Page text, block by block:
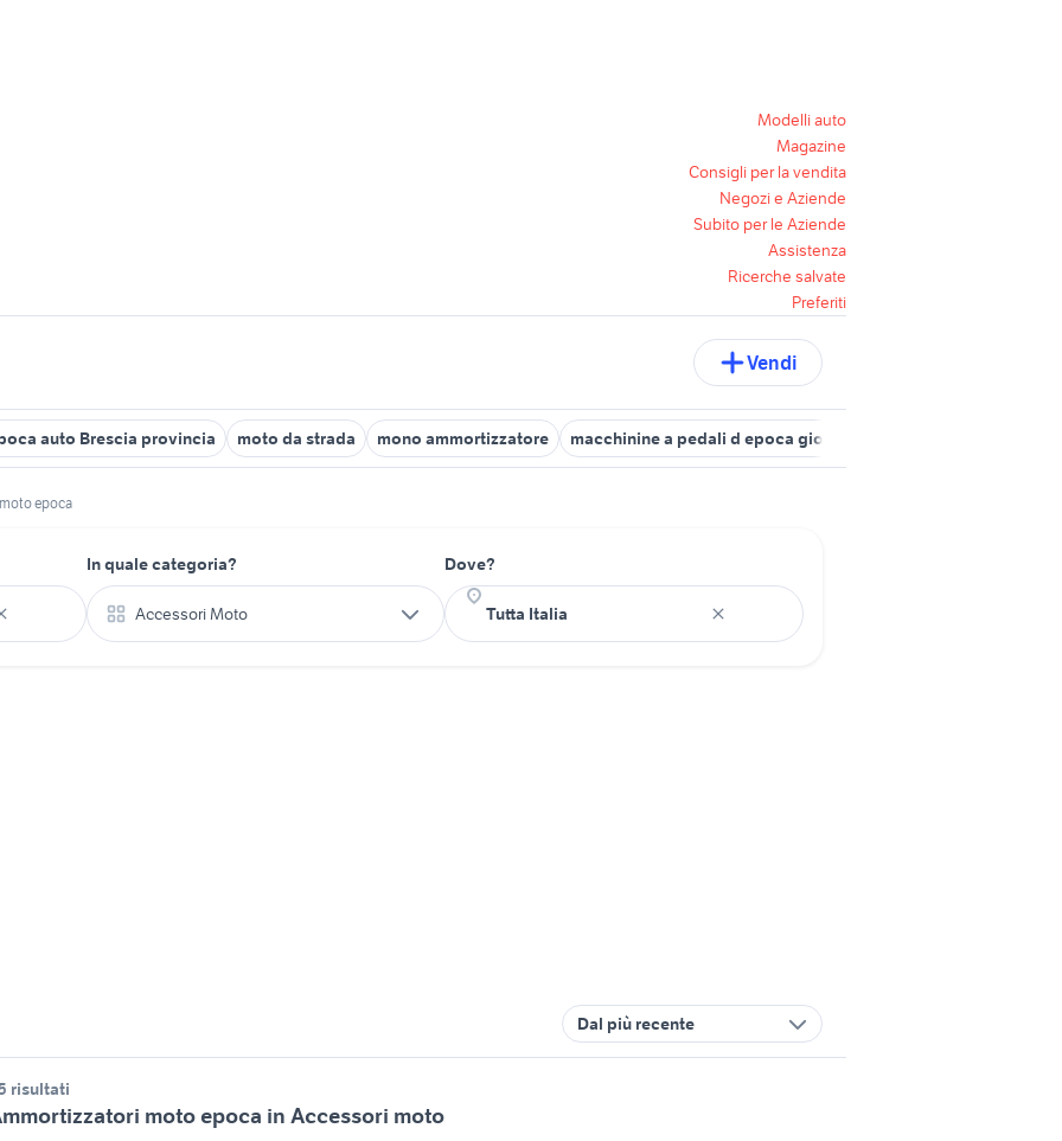
Modelli auto
Magazine
Consigli per la vendita
Negozi e Aziende
Subito per le Aziende
Assistenza
Ricerche salvate
Preferiti
Vendi
auto Brescia provincia moto da strada mono ammortizzatore macchinine a pedali d epoca giordani
epoca
In quale categoria?
Accessori Moto
Dove?
Dal più recente
risultati
moto epoca in Accessori moto